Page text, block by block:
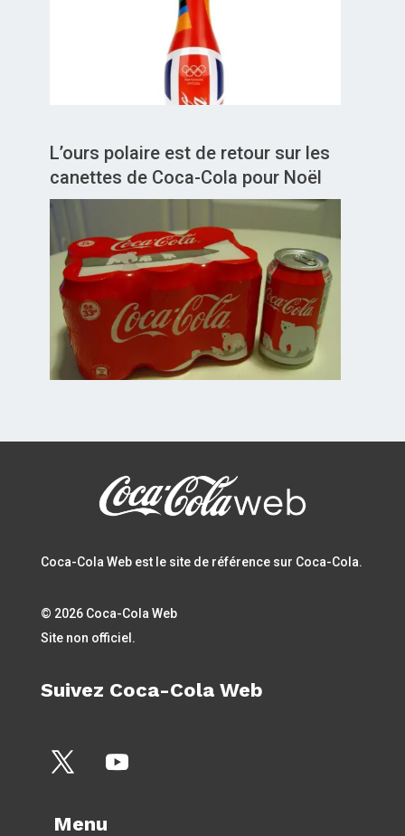
L’ours polaire est de retour sur les
canettes de Coca-Cola pour Noël
Coca-Cola Web est le site de référence sur Coca-Cola.
© 2026 Coca-Cola Web
Site non officiel.
Suivez Coca-Cola Web
Menu